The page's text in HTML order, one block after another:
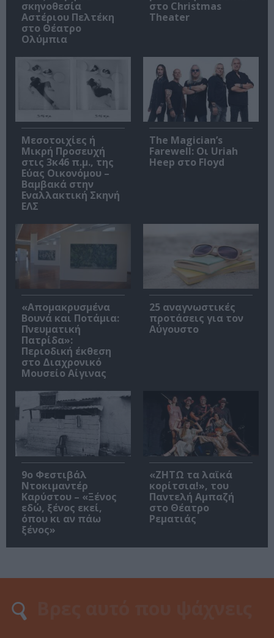
σκηνοθεσία
Αστέριου Πελτέκη
στο Θέατρο
Ολύμπια
στο Christmas
Theater
Μεσοτοιχίες ή
Μικρή Προσευχή
στις 3κ46 π.μ., της
Εύας Οικονόμου –
Βαμβακά στην
Εναλλακτική Σκηνή
ΕΛΣ
The Magician’s
Farewell: Οι Uriah
Heep στο Floyd
«Απομακρυσμένα
Βουνά και Ποτάμια:
Πνευματική
Πατρίδα»:
Περιοδική έκθεση
στο Διαχρονικό
Μουσείο Αίγινας
25 αναγνωστικές
προτάσεις για τον
Αύγουστο
9ο Φεστιβάλ
Ντοκιμαντέρ
Καρύστου – «Ξένος
εδώ, ξένος εκεί,
όπου κι αν πάω
ξένος»
«ΖΗΤΩ τα λαϊκά
κορίτσια!», του
Παντελή Αμπαζή
στο Θέατρο
Ρεματιάς